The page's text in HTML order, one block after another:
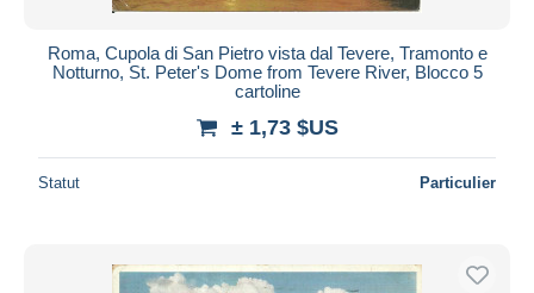
Roma, Cupola di San Pietro vista dal Tevere, Tramonto e
Notturno, St. Peter's Dome from Tevere River, Blocco 5
cartoline
± 1,73 $US
Statut Particulier